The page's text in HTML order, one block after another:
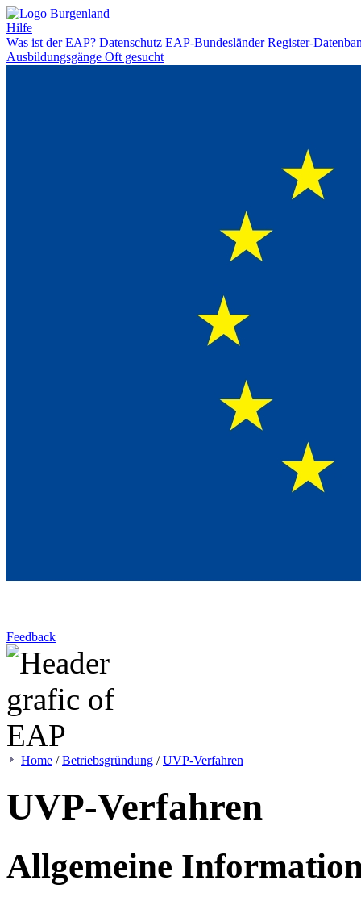
Hilfe
Was ist der EAP? Datenschutz EAP-BundesländerRegister-
Ausbildungsgänge Oft gesucht
Feedback
Home /Betriebsgründung /UVP-Verfahren
UVP-Verfahren
Allgemeine